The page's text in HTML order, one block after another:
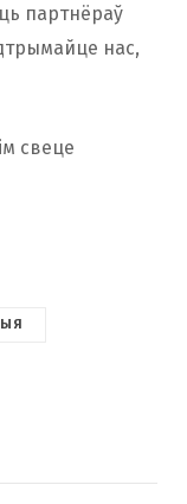
партнёраў
нас,
свеце